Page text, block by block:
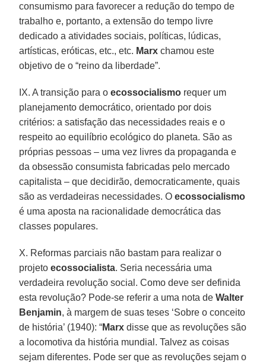
consumismo para favorecer a redução do tempo de
trabalho e, portanto, a extensão do tempo livre
dedicado a atividades sociais, políticas, lúdicas,
artísticas, eróticas, etc., etc. Marx chamou este
objetivo de o “reino da liberdade”.
IX. A transição para oecossocialismo requer um
planejamento democrático, orientado por dois
critérios: a satisfação das necessidades reais e o
respeito ao equilíbrio ecológico do planeta. São as
próprias pessoas – uma vez livres da propaganda e
da obsessão consumista fabricadas pelo mercado
capitalista – que decidirão, democraticamente, quais
são as verdadeiras necessidades. Oecossocialismo
é uma aposta na racionalidade democrática das
classes populares.
X. Reformas parciais não bastam para realizar o
projetoecossocialista. Seria necessária uma
verdadeira revolução social. Como deve ser definida
esta revolução? Pode-se referir a uma nota deWalter
Benjamin, à margem de suas teses ‘Sobre o conceito
de história’ (1940): “Marx disse que as revoluções são
a locomotiva da história mundial. Talvez as coisas
sejam diferentes. Pode ser que as revoluções sejam o